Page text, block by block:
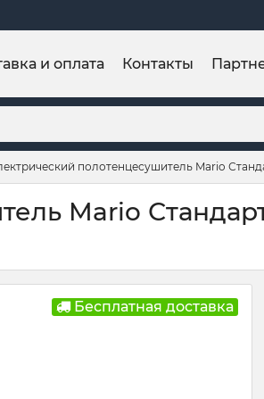
и оплата Контакты
полотенцесушитель Mario
Mario
Бесплатная доставка